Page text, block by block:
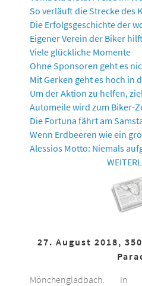
So verläuft die Strecke des
Die Erfolgsgeschichte der
Eigener Verein der Biker
Viele glückliche Momente
Ohne Sponsoren geht es
Mit Gerken geht es hoch in
Um der Aktion zu helfen,
Automeile wird zum Biker-
Die Fortuna fährt am
Wenn Erdbeeren wie ein
Alessios Motto: Niemals
27. August 2018,
Mönchengladbach. In